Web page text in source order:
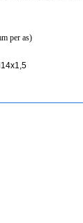
per as)